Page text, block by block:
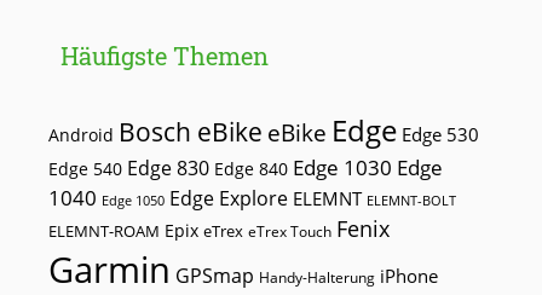
Häufigste Themen
Android Bosch eBike eBike Edge Edge 530
Edge 540 Edge 830 Edge 840 Edge 1030 Edge
1040 Edge 1050 Edge Explore ELEMNT ELEMNT-BOLT
ELEMNT-ROAM Epix eTrex eTrex Touch Fenix
Garmin GPSmap Handy-Halterung iPhone